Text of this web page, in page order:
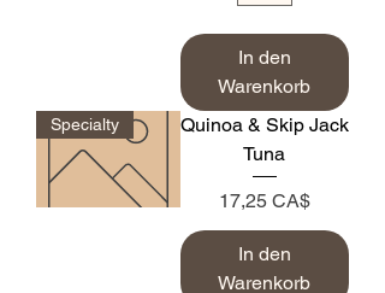
In den
Warenkorb
Specialty
Quinoa & Skip Jack
Tuna
Preis
17,25 CA$
In den
Warenkorb